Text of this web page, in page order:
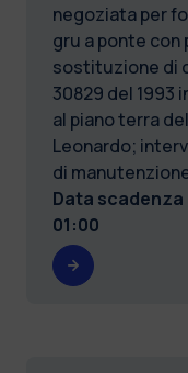
negoziata per
gru a ponte con
sostituzione di
30829 del 1993
al piano terra
Leonardo;
di
Data scadenza
01:00